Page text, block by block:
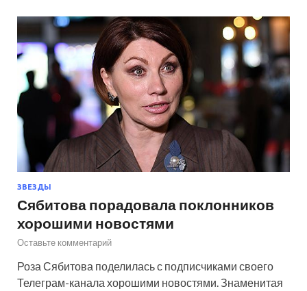
ЗВЕЗДЫ
Сябитова порадовала поклонников
хорошими новостями
Оставьте комментарий
Роза Сябитова поделилась с подписчиками своего
Телеграм-канала хорошими новостями. Знаменитая